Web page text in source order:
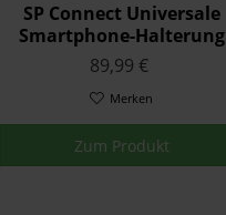
SP Connect Universale
Smartphone-Halterung
Moto Bundle - schwarz
89,99 €
Merken
Zum Produkt